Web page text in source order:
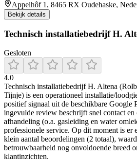
Appelhôf 1, 8465 RX Oudehaske,
Bekijk details
Technisch installatiebedrijf H.
Gesloten
4.0
Technisch installatiebedrijf H. Altena
Tijnje) is een operationeel installatie/
positief signaal uit de beschikbare Google
ingevulde review beschrijft snel contact en
afhandeling (o.a. gasleiding en water
professionele service. Op dit moment is er
klein aantal beoordelingen (2 totaal),
betrouwbaarheid nog onvoldoende breed
klantinzichten.